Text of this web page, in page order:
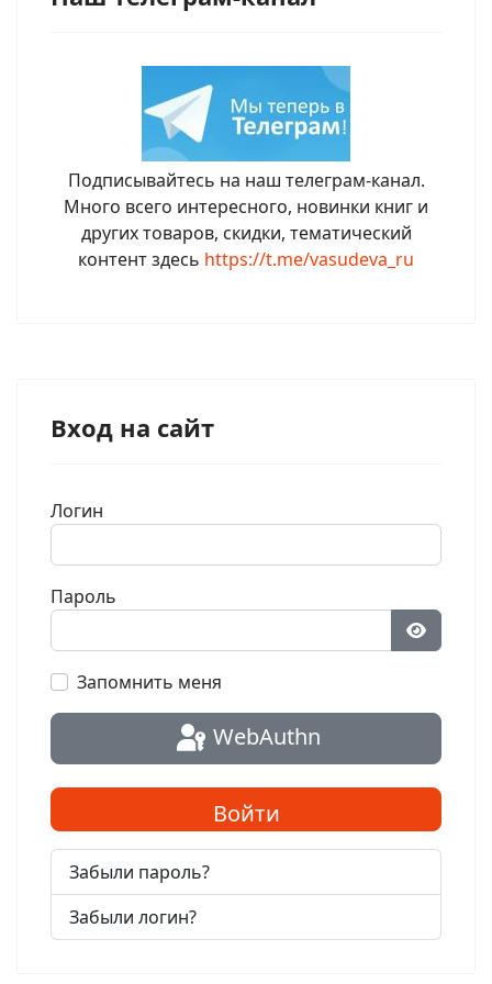
Подписывайтесь на наш телеграм-канал.
Много всего интересного, новинки книг и
других товаров, скидки, тематический
контент здесь https://t.me/vasudeva_ru
Вход на сайт
Логин
Пароль
Запомнить меня
WebAuthn
Войти
Забыли пароль?
Забыли логин?